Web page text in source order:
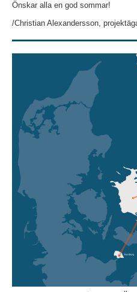
Önskar alla en god sommar!
/Christian Alexandersson,